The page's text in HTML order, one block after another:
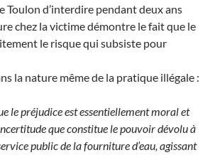
Toulon d’interdire pendant deux ans
chez la victime démontre le fait que le
le risque qui subsiste pour
la nature même de la pratique illégale :
le préjudice est essentiellement moral et
que constitue le pouvoir dévolu à
public de la fourniture d’eau, agissant